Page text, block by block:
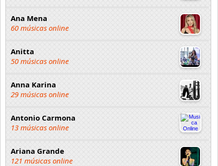
Ana Mena
60 músicas online
Anitta
50 músicas online
Anna Karina
29 músicas online
Antonio Carmona
13 músicas online
Ariana Grande
121 músicas online